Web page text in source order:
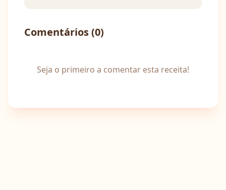
Comentários (0)
Seja o primeiro a comentar esta receita!